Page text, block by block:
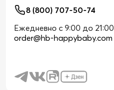
8 (800) 707-50-74
Ежедневно с 9:00 до 21:00
order@hb-happybaby.com